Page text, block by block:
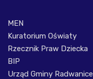
MEN
Kuratorium Oświaty
Rzecznik Praw Dziecka
BIP
Urząd Gminy Radwanice